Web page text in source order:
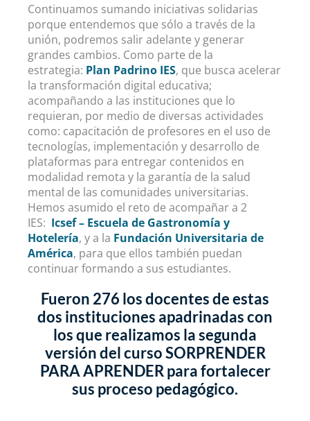
Continuamos sumando iniciativas solidarias
porque entendemos que sólo a través de la
unión, podremos salir adelante y generar
grandes cambios. Como parte de la
estrategia: Plan Padrino IES, que busca acelerar
la transformación digital educativa;
acompañando a las instituciones que lo
requieran, por medio de diversas actividades
como: capacitación de profesores en el uso de
tecnologías, implementación y desarrollo de
plataformas para entregar contenidos en
modalidad remota y la garantía de la salud
mental de las comunidades universitarias.
Hemos asumido el reto de acompañar a 2
IES: Icsef – Escuela de Gastronomía y
Hotelería, y a la Fundación Universitaria de
América, para que ellos también puedan
continuar formando a sus estudiantes.
Fueron 276 los docentes de estas
dos instituciones apadrinadas con
los que realizamos la segunda
versión del curso SORPRENDER
PARA APRENDER para fortalecer
sus proceso pedagógico.